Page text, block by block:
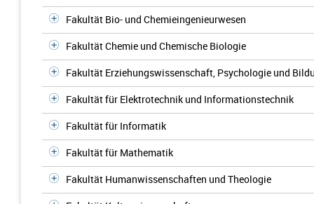
Fakultät Bio- und Chemieingenieurwesen
Fakultät Chemie und Chemische Biologie
Fakultät Erziehungswissenschaft, Psychologie und
Fakultät für Elektrotechnik und Informationstechnik
Fakultät für Informatik
Fakultät für Mathematik
Fakultät Humanwissenschaften und Theologie